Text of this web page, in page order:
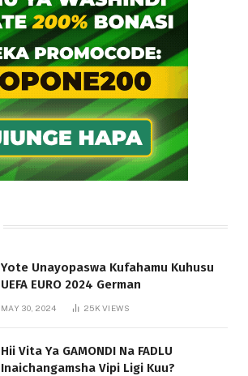
Yote Unayopaswa Kufahamu Kuhusu
UEFA EURO 2024 German
MAY 30, 2024 25KVIEWS
Hii Vita Ya GAMONDI Na FADLU
Inaichangamsha Vipi Ligi Kuu?